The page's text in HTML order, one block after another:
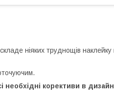
ніяких труднощів
необхідні корективи в